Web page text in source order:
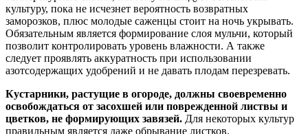
культуру, пока не исчезнет вероятность возвратных
заморозков, плюс молодые саженцы стоит на ночь укрывать.
Обязательным является формирование слоя мульчи, который
позволит контролировать уровень влажности. А также
следует проявлять аккуратность при использовании
азотсодержащих удобрений и не давать плодам перезревать.
Кустарники, растущие в огороде, должны своевременно
освобождаться от засохшей или поврежденной листвы и
цветков, не формирующих завязей. Для некоторых культур
правильным является даже обрывание листков,